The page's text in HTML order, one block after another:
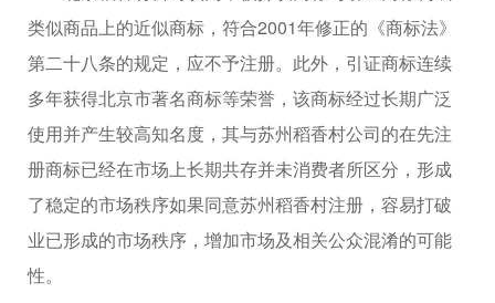
类似商品上的近似商标，符合2001年修正的《商标法》
第二十八条的规定，应不予注册。此外，引证商标连续
多年获得北京市著名商标等荣誉，该商标经过长期广泛
使用并产生较高知名度，其与苏州稻香村公司的在先注
册商标已经在市场上长期共存并未消费者所区分，形成
了稳定的市场秩序如果同意苏州稻香村注册，容易打破
业已形成的市场秩序，增加市场及相关公众混淆的可能
性。